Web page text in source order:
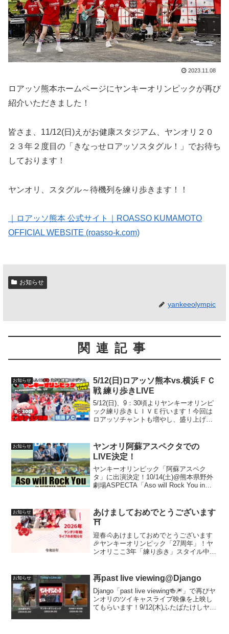
2023.11.08
ロアッソ熊本ホームページにヤンキーオリンピックが再び
紹介いただきました！
皆さま、11/12(日)えがお健康スタジアム、ヤンオリ２０
２３年２度目の「きなっせロアッソスタグル！」でお待ち
しております！
ヤンオリ、スタグル～待機列を練り歩きます！！
｜ロアッソ熊本 公式サイト｜ROASSO KUMAMOTO
OFFICIAL WEBSITE (roasso-k.com)
お知らせ
yankeeolympic
関連記事
お知らせ
5/12(日)ロアッソ熊本vs.横浜ＦＣ
戦 練り歩きLIVE
5/12(日)、9：30頃よりヤンキーオリンピ
ック練り歩きＬＩＶＥ行います！今回は
ロアッソチャントも増やし、盛り上げて
お知らせ
ヤンオリ阿蘇アスペクタでの
LIVE決定！
ヤンキーオリンピック「阿蘇アスペク
タ」に出演決定！10/14(土)@熊本県野外
劇場ASPECTA「Aso will Rock You in
メンバーより...
お知らせ
あけましておめでとうございます
⛩
迎春🐴あけましておめでとうございます
🎉ヤンキーオリンピック「27周年」！ヤ
ンオリここ3年「練り歩き」スタイル中心
スに熊本バンド界隈をかき回してまいり
ます🔥
お知らせ 再past live viewing@Django
Django「past live viewing🍻🎆」で再びヤ
ンオリのツイキャスライブ映像を上映し
てもらいます！9/12(木)ふたばたけしヤン